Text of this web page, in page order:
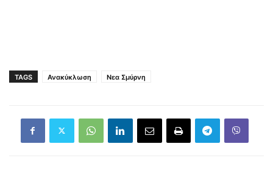
TAGS Ανακύκλωση Νεα Σμύρνη